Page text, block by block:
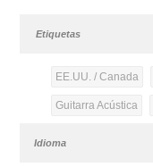
Etiquetas
EE.UU. / Canada
Guitarra Acústica
Idioma